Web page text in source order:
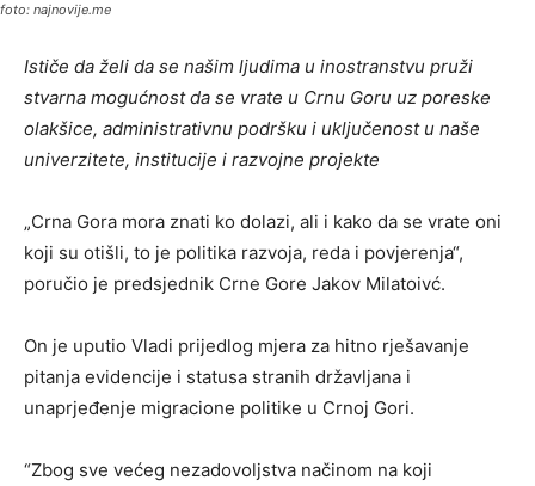
foto: najnovije.me
Ističe da želi da se našim ljudima u inostranstvu pruži
stvarna mogućnost da se vrate u Crnu Goru uz poreske
olakšice, administrativnu podršku i uključenost u naše
univerzitete, institucije i razvojne projekte
„Crna Gora mora znati ko dolazi, ali i kako da se vrate oni
koji su otišli, to je politika razvoja, reda i povjerenja“,
poručio je predsjednik Crne Gore Jakov Milatoivć.
On je uputio Vladi prijedlog mjera za hitno rješavanje
pitanja evidencije i statusa stranih državljana i
unaprjeđenje migracione politike u Crnoj Gori.
“Zbog sve većeg nezadovoljstva načinom na koji